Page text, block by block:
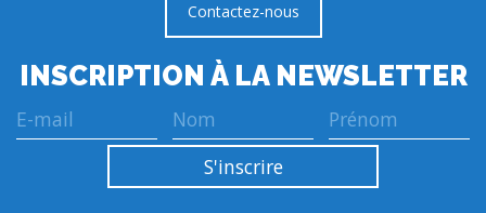
Contactez-nous
INSCRIPTION À LA NEWSLETTER